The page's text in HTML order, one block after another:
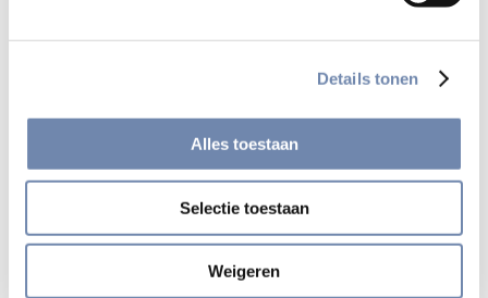
Details tonen
Alles toestaan
Selectie toestaan
Weigeren
De Geestelijke Oefeningen
De ruggengraat van de ignatiaanse spiritualiteit